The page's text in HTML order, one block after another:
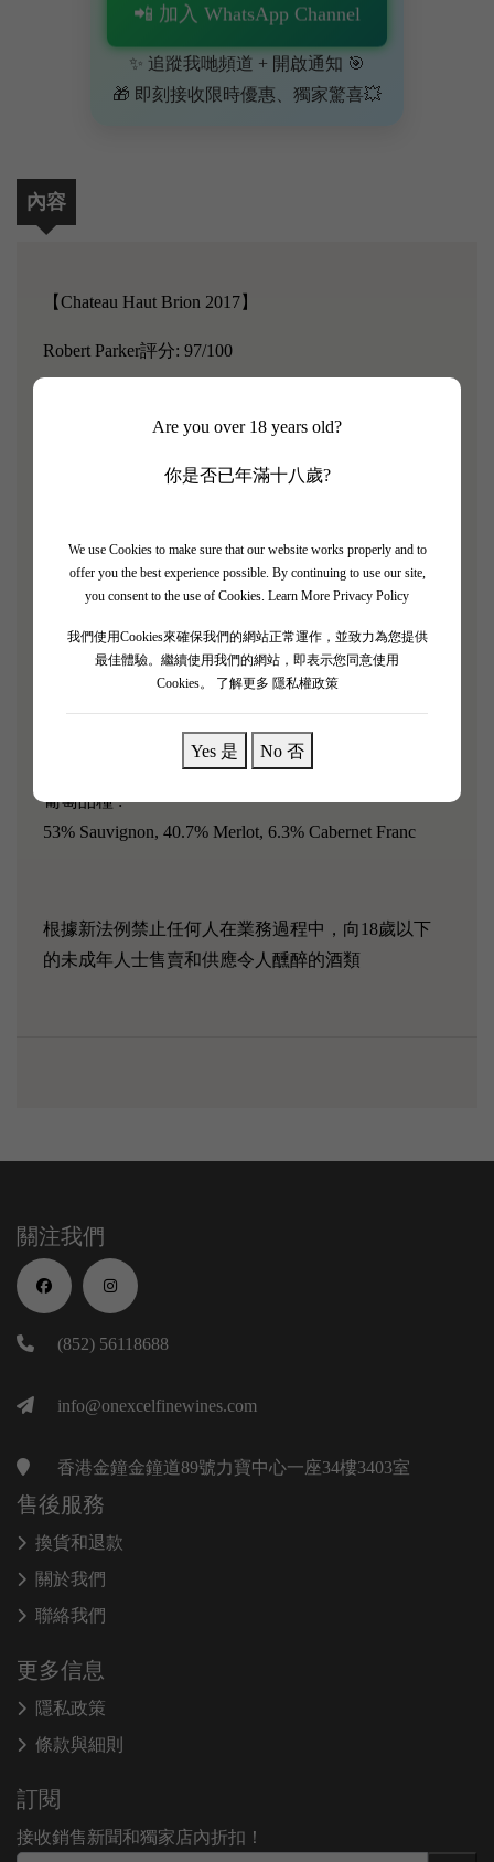
Are you over 18 years old?
你是否已年滿十八歲?
We use Cookies to make sure that our website works properly and to
offer you the best experience possible. By continuing to use our site,
you consent to the use of Cookies. Learn More Privacy Policy
我們使用Cookies來確保我們的網站正常運作，並致力為您提供
最佳體驗。繼續使用我們的網站，即表示您同意使用
Cookies。
了解更多 隱私權政策
Yes 是 No 否
📲 加入 WhatsApp Channel
✨ 追蹤我哋頻道 + 開啟通知 🎯
🎁 即刻接收限時優惠、獨家驚喜💥
內容
【Chateau Haut Brion 2017】
Robert Parker評分: 97/100
也是波爾多唯一一個以紅、白葡萄酒雙棲的波爾多頂
深刻。Haut Brion 深入人心的原因並非其十足的力量
感，而是其由精細而充沛的單寧帶來的結構、張力和
經典佳釀。」－ James Suckling
葡萄品種 :
53% Sauvignon, 40.7% Merlot, 6.3% Cabernet Franc
根據新法例禁止任何人在業務過程中，向18歲以下
的未成年人士售賣和供應令人醺醉的酒類
關注我們
(852) 56118688
info@onexcelfinewines.com
香港金鐘金鐘道89號力寶中心一座34樓3403室
售後服務
換貨和退款
關於我們
聯絡我們
更多信息
隱私政策
條款與細則
訂閱
接收銷售新聞和獨家店內折扣！